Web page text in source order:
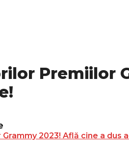
Premiilor